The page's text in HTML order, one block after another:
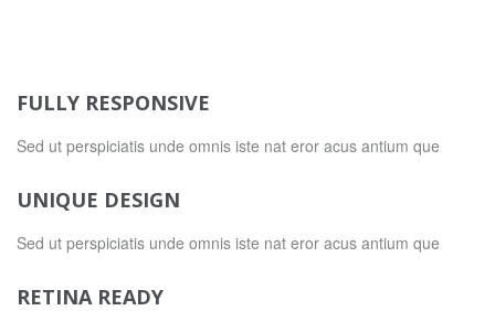
FULLY RESPONSIVE
Sed ut perspiciatis unde omnis iste nat eror acus antium que
UNIQUE DESIGN
Sed ut perspiciatis unde omnis iste nat eror acus antium que
RETINA READY